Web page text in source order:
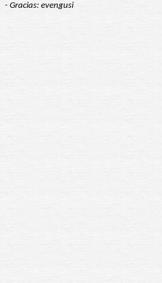
- Gracias: evengusi